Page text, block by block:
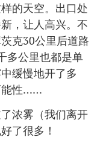
的天空。出口处
，让人高兴。不
克30公里后道路
多公里也都是单
缓慢地开了多
能性……
浓雾（我们离开
了很多！